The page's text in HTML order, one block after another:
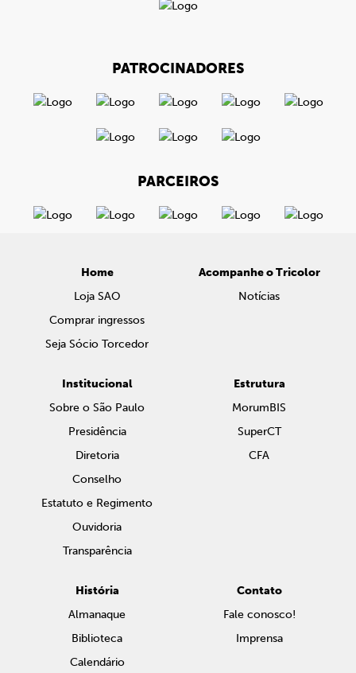
PATROCINADORES
PARCEIROS
Home
Loja SAO
Comprar ingressos
Seja Sócio Torcedor
Acompanhe o Tricolor
Notícias
Institucional
Sobre o São Paulo
Presidência
Diretoria
Conselho
Estatuto e Regimento
Ouvidoria
Transparência
Estrutura
MorumBIS
SuperCT
CFA
História
Almanaque
Biblioteca
Calendário
Contato
Fale conosco!
Imprensa